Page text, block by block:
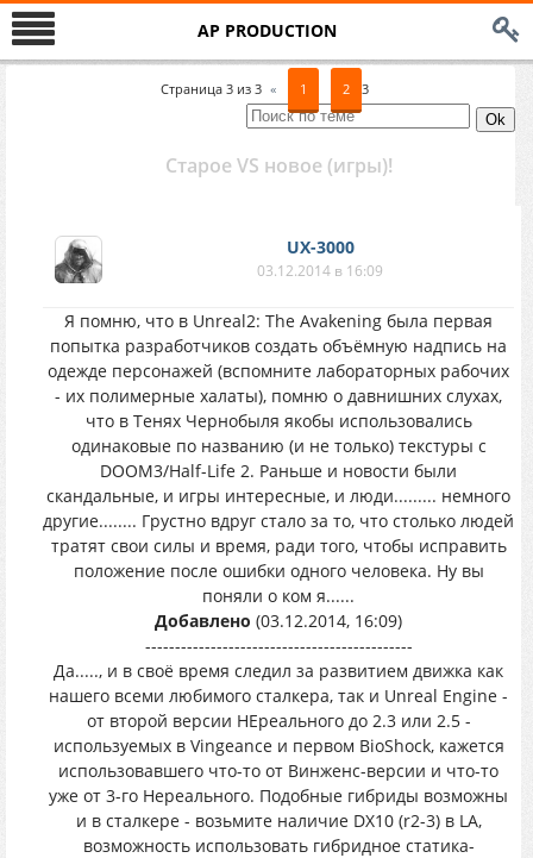
AP PRODUCTION
Страница 3 из 3 « 1 2 3
Старое VS новое (игры)!
UX-3000
03.12.2014 в 16:09
Я помню, что в Unreal2: The Avakening была первая
попытка разработчиков создать объёмную надпись на
одежде персонажей (вспомните лабораторных рабочих
- их полимерные халаты), помню о давнишних слухах,
что в Тенях Чернобыля якобы использовались
одинаковые по названию (и не только) текстуры с
DOOM3/Half-Life 2. Раньше и новости были
скандальные, и игры интересные, и люди......... немного
другие........ Грустно вдруг стало за то, что столько людей
тратят свои силы и время, ради того, чтобы исправить
положение после ошибки одного человека. Ну вы
поняли о ком я......
Добавлено (03.12.2014, 16:09)
---------------------------------------------
Да....., и в своё время следил за развитием движка как
нашего всеми любимого сталкера, так и Unreal Engine -
от второй версии НЕреального до 2.3 или 2.5 -
используемых в Vingeance и первом BioShock, кажется
использовавшего что-то от Винженс-версии и что-то
уже от 3-го Нереального. Подобные гибриды возможны
и в сталкере - возьмите наличие DX10 (r2-3) в LA,
возможность использовать гибридное статика-